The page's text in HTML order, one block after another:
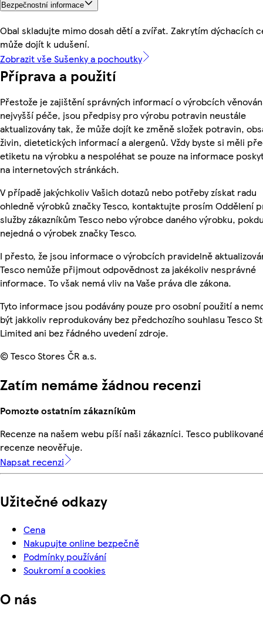
Bezpečnostní informace
Obal skladujte mimo dosah dětí a zvířat. Zakrytím dýchacích
může dojít k udušení.
Zobrazit vše Sušenky a pochoutky
Příprava a použití
Přestože je zajištění správných informací o výrobcích
nejvyšší péče, jsou předpisy pro výrobu potravin neustále
aktualizovány tak, že může dojít ke změně složek potravin,
živin, dietetických informací a alergenů. Vždy byste si měli
etiketu na výrobku a nespoléhat se pouze na informace
na internetových stránkách.
V případě jakýchkoliv Vašich dotazů nebo potřeby získat radu
ohledně výrobků značky Tesco, kontaktujte prosím Oddělení
služby zákazníkům Tesco nebo výrobce daného výrobku,
nejedná o výrobek značky Tesco.
I přesto, že jsou informace o výrobcích pravidelně
Tesco nemůže přijmout odpovědnost za jakékoliv nesprávné
informace. To však nemá vliv na Vaše práva dle zákona.
Tyto informace jsou podávány pouze pro osobní použití a
být jakkoliv reprodukovány bez předchozího souhlasu Tesco
Limited ani bez řádného uvedení zdroje.
© Tesco Stores ČR a.s.
Zatím nemáme žádnou recenzi
Pomozte ostatním zákazníkům
Recenze na našem webu píší naši zákazníci. Tesco
recenze neověřuje.
Napsat recenzi
Užitečné odkazy
Cena
Nakupujte online bezpečně
Podmínky používání
Soukromí a cookies
O nás